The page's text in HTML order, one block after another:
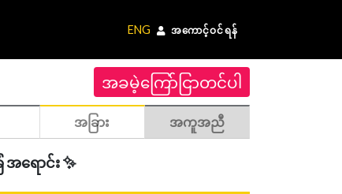
ENG အကောင့်ဝင်ရန်
အခမဲ့ကြော်ငြာတင်ပါ
အခြား အကူအညီ
ရောင်း ✨